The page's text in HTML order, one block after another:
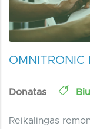
OMNITRONIC
Donatas
Reikalingas